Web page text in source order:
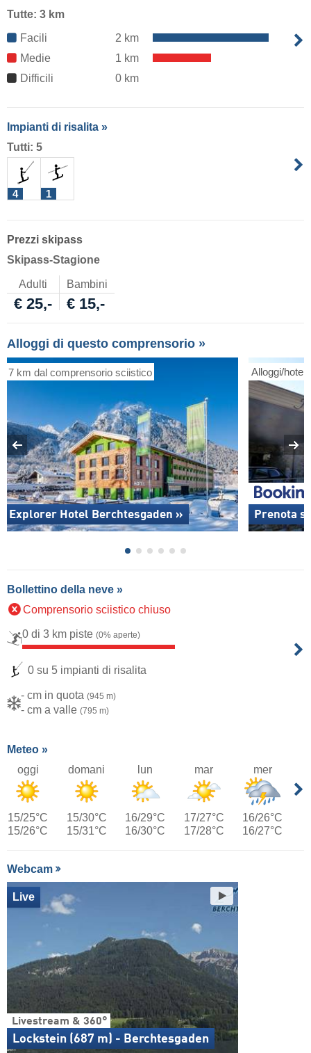
Tutte: 3 km
Facili
2 km
Medie
1 km
Difficili
0 km
Impianti di risalita »
Tutti: 5
4 1
Prezzi skipass
Skipass-Stagione
Adulti Bambini
€ 25,- € 15,-
Alloggi di questo comprensorio »
7 km dal comprensorio sciistico
Explorer Hotel Berchtesgaden »
Alloggi/hotel
Prenota
Bollettino della neve »
Comprensorio sciistico chiuso
0 di 3 km piste (0% aperte)
0 su 5 impianti di risalita
- cm in quota (945 m)
- cm a valle (795 m)
Meteo »
oggi
15/25°C
15/26°C
domani
15/30°C
15/31°C
lun
16/29°C
16/30°C
mar
17/27°C
17/28°C
mer
16/26°C
16/27°C
Webcam
Livestream & 360°
Lockstein (687 m) - Berchtesgaden
Live